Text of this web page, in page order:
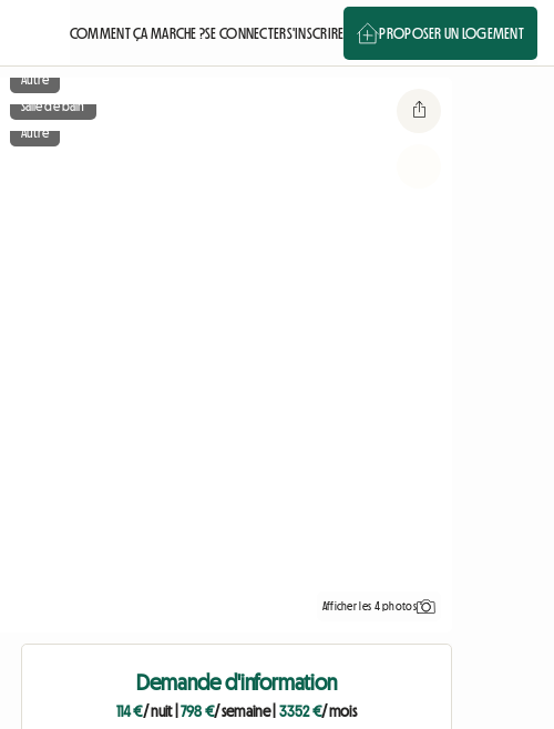
COMMENT ÇA MARCHE ?SE CONNECTERS'INSCRIRE PROPOSER UN LOGEMENT
Autre
Salle de bain
Autre
Afficher les 4 photos
Demande d'information
114 €/ nuit|798 €/ semaine| 3352 €/ mois